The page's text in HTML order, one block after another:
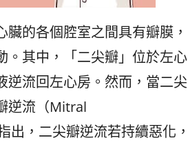
的各個腔室之間具有瓣膜，
。其中，「二尖瓣」位於左心
逆流回左心房。然而，當二尖
逆流（Mitral
，二尖瓣逆流若持續惡化，